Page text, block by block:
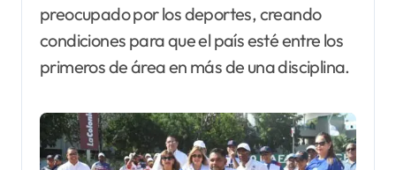
preocupado por los deportes, creando
condiciones para que el país esté entre los
primeros de área en más de una disciplina.